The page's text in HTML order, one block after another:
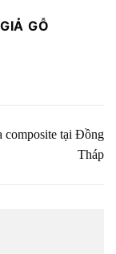
GỖ
composite tại Đồng
Tháp